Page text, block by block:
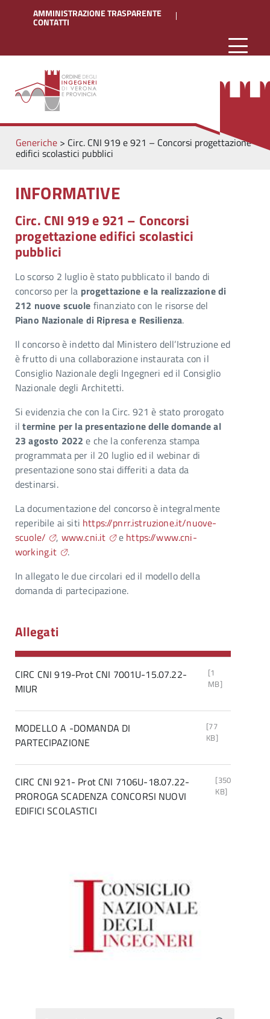
AMMINISTRAZIONE TRASPARENTE
CONTATTI
Generiche> Circ. CNI 919 e 921 – Concorsi progettazione
edifici scolastici pubblici
INFORMATIVE
Circ. CNI 919 e 921 – Concorsi
progettazione edifici scolastici
pubblici
Lo scorso 2 luglio è stato pubblicato il bando di
concorso per la progettazione e la realizzazione di
212 nuove scuole finanziato con le risorse del
Piano Nazionale di Ripresa e Resilienza.
Il concorso è indetto dal Ministero dell’Istruzione ed
è frutto di una collaborazione instaurata con il
Consiglio Nazionale degli Ingegneri ed il Consiglio
Nazionale degli Architetti.
Si evidenzia che con la Circ. 921 è stato prorogato
iltermine per la presentazione delle domande al
23 agosto 2022 e che la conferenza stampa
programmata per il 20 luglio ed il webinar di
presentazione sono stai differiti a data da
destinarsi.
La documentazione del concorso è integralmente
reperibile ai siti https://pnrr.istruzione.it/nuove-
scuole/
, www.cni.it e https://www.cni-
working.it
.
In allegato le due circolari ed il modello della
domanda di partecipazione.
Allegati
CIRC CNI 919-Prot CNI 7001U-15.07.22-
MIUR
[1
MB]
MODELLO A -DOMANDA DI
PARTECIPAZIONE
[77
KB]
CIRC CNI 921- Prot CNI 7106U-18.07.22-
PROROGA SCADENZA CONCORSI NUOVI
EDIFICI SCOLASTICI
[350
KB]